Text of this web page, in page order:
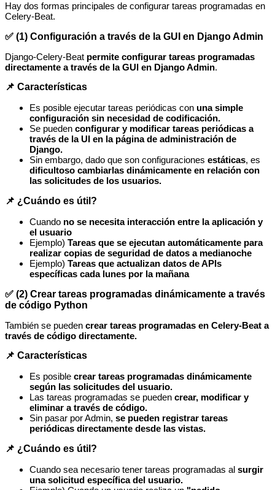
Hay dos formas principales de configurar tareas programadas en
Celery-Beat.
✅ (1) Configuración a través de la GUI en Django Admin
Django-Celery-Beat permite configurar tareas programadas
directamente a través de la GUI en Django Admin.
📌 Características
Es posible ejecutar tareas periódicas con una simple
configuración sin necesidad de codificación.
Se pueden configurar y modificar tareas periódicas a
través de la UI en la página de administración de
Django.
Sin embargo, dado que son configuraciones estáticas, es
dificultoso cambiarlas dinámicamente en relación con
las solicitudes de los usuarios.
📌 ¿Cuándo es útil?
Cuando no se necesita interacción entre la aplicación y
el usuario
Ejemplo) Tareas que se ejecutan automáticamente para
realizar copias de seguridad de datos a medianoche
Ejemplo) Tareas que actualizan datos de APIs
específicas cada lunes por la mañana
✅ (2) Crear tareas programadas dinámicamente a través
de código Python
También se pueden crear tareas programadas en Celery-Beat a
través de código directamente.
📌 Características
Es posible crear tareas programadas dinámicamente
según las solicitudes del usuario.
Las tareas programadas se pueden crear, modificar y
eliminar a través de código.
Sin pasar por Admin, se pueden registrar tareas
periódicas directamente desde las vistas.
📌 ¿Cuándo es útil?
Cuando sea necesario tener tareas programadas al surgir
una solicitud específica del usuario.